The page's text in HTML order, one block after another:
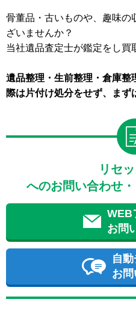
骨董品・古いものや、趣味の
ざいませんか？
当社遺品査定士が鑑定をし買
遺品整理・生前整理・倉庫整
際は片付け処分をせず、まず
リセ
へのお問い合わせ
WEB
お問
自
お